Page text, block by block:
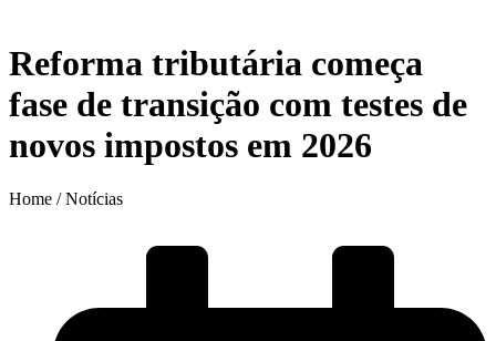
Reforma tributária começa
fase de transição com testes de
novos impostos em 2026
Home / Notícias